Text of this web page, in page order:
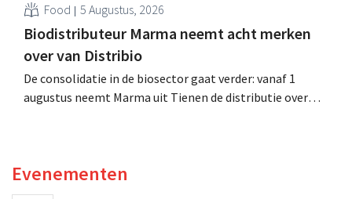
Food 5 Augustus, 2026
Biodistributeur Marma neemt acht merken
over van Distribio
De consolidatie in de biosector gaat verder: vanaf 1
augustus neemt Marma uit Tienen de distributie over
Evenementen